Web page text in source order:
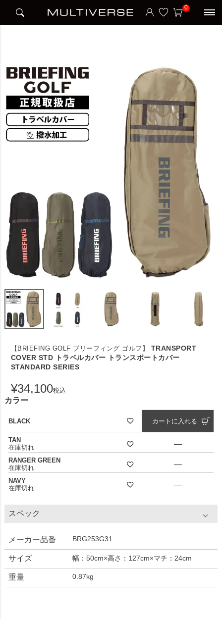
0
TRANSPORT COVER STD トラベルカバー トランスポートカバー STANDARD SERI
【BRIEFING GOLF ブリーフィング ゴルフ】
TRANSPORT
COVER STD トラベルカバー トランスポートカバー
STANDARD SERIES
¥34,100税込
カラー
BLACK カートに入れる
TAN
在庫切れ
—
RANGER GREEN
在庫切れ
—
NAVY
在庫切れ
—
スペック
メーカー品番 BRG253G31
サイズ 幅：50cm×高さ：127cm×マチ：24cm
重量 0.87kg